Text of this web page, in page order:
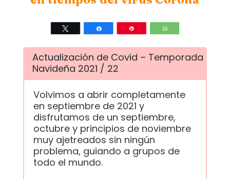
Compartir
Actualización de Covid – Temporada
Navideña 2021 / 22
Volvimos a abrir completamente
en septiembre de 2021 y
disfrutamos de un septiembre,
octubre y principios de noviembre
muy ajetreados sin ningún
problema, guiando a grupos de
todo el mundo.